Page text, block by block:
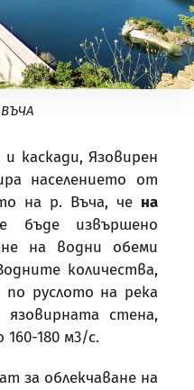
каскади, Язовирен
населението от
на р. Въча, че на
извършено
на водни обеми
количества,
руслото на река
стена,
180 м3/с.
за облекчаване на